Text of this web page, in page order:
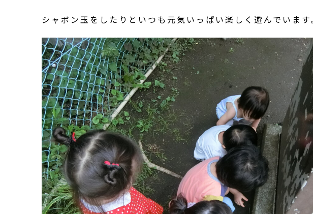
シャボン玉をしたりといつも元気いっぱい楽しく遊んでいます